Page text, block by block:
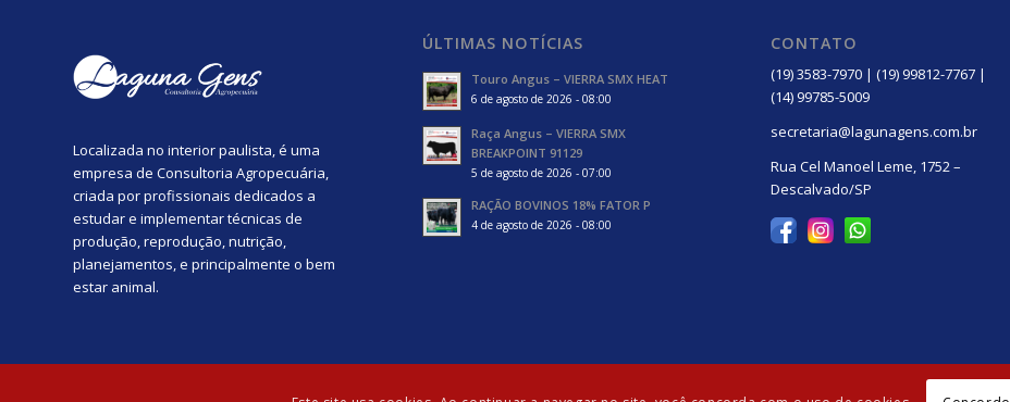
Localizada no interior paulista, é uma
empresa de Consultoria Agropecuária,
criada por profissionais dedicados a
estudar e implementar técnicas de
produção, reprodução, nutrição,
planejamentos, e principalmente o bem
estar animal.
ÚLTIMAS NOTÍCIAS
Touro Angus – VIERRA SMX HEAT
6 de agosto de 2026 - 08:00
Raça Angus – VIERRA SMX
BREAKPOINT 91129
5 de agosto de 2026 - 07:00
RAÇÃO BOVINOS 18% FATOR P
4 de agosto de 2026 - 08:00
CONTATO
(19) 3583-7970 | (19) 99812-7767 |
(14) 99785-5009
secretaria@lagunagens.com.br
Rua Cel Manoel Leme, 1752 –
Descalvado/SP